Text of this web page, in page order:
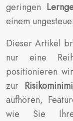
geringen
einem
Dieser Artikel
nur eine
positionieren
zur
aufhören,
wie Sie Ihre